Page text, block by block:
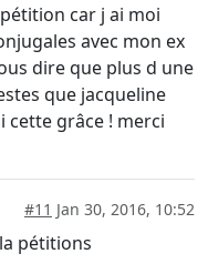
car j ai moi
avec mon ex
dire que plus d une
que jacqueline
cette grâce ! merci
#11 Jan 30, 2016, 10:52
pétitions